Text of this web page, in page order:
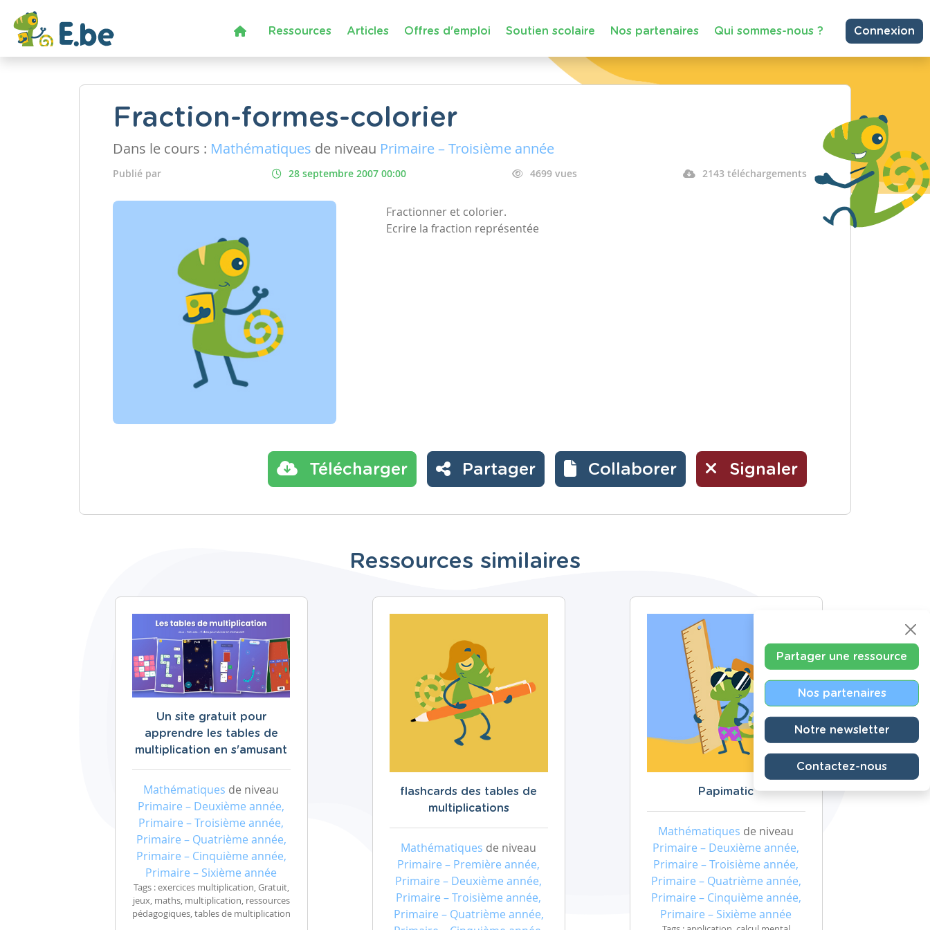
Ressources Articles Offres d'emploi Soutien scolaire Nos partenaires Qui sommes-nous ? Connexion
Fraction-formes-colorier
Dans le cours : Mathématiques de niveau Primaire – Troisième année
Publié par 28 septembre 2007 00:00 4699 vues 2143 téléchargements
Fractionner et colorier.
Ecrire la fraction représentée
Télécharger Partager Collaborer Signaler
Ressources similaires
Un site gratuit pour
apprendre les tables de
multiplication en s'amusant
Mathématiques de niveau
Primaire – Deuxième année,
Primaire – Troisième année,
Primaire – Quatrième année,
Primaire – Cinquième année,
Primaire – Sixième année
Tags : exercices multiplication, Gratuit,
jeux, maths, multiplication, ressources
pédagogiques, tables de multiplication
flashcards des tables de
multiplications
Mathématiques de niveau
Primaire – Première année,
Primaire – Deuxième année,
Primaire – Troisième année,
Primaire – Quatrième année,
Papimatic
Mathématiques de niveau
Primaire – Deuxième année,
Primaire – Troisième année,
Primaire – Quatrième année,
Primaire – Cinquième année,
Primaire – Sixième année
Partager une ressource
Nos partenaires
Notre newsletter
Contactez-nous